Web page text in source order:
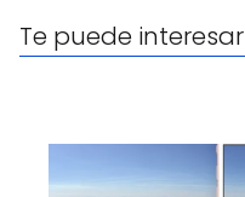
Te puede interesar